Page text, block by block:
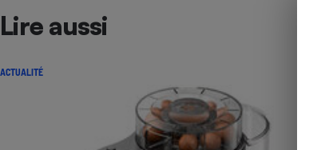
Lire aussi
ACTUALITÉ
Robot